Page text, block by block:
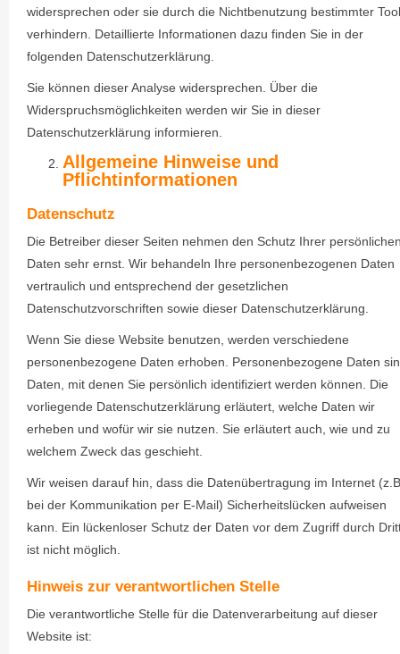
widersprechen oder sie durch die Nichtbenutzung bestimmter
verhindern. Detaillierte Informationen dazu finden Sie in der
folgenden Datenschutzerklärung.
Sie können dieser Analyse widersprechen. Über die
Widerspruchsmöglichkeiten werden wir Sie in dieser
Datenschutzerklärung informieren.
Allgemeine Hinweise und
Pflichtinformationen
Datenschutz
Die Betreiber dieser Seiten nehmen den Schutz Ihrer
Daten sehr ernst. Wir behandeln Ihre personenbezogenen Daten
vertraulich und entsprechend der gesetzlichen
Datenschutzvorschriften sowie dieser Datenschutzerklärung.
Wenn Sie diese Website benutzen, werden verschiedene
personenbezogene Daten erhoben. Personenbezogene Daten
Daten, mit denen Sie persönlich identifiziert werden können. Die
vorliegende Datenschutzerklärung erläutert, welche Daten wir
erheben und wofür wir sie nutzen. Sie erläutert auch, wie und zu
welchem Zweck das geschieht.
Wir weisen darauf hin, dass die Datenübertragung im Internet
bei der Kommunikation per E-Mail) Sicherheitslücken aufweisen
kann. Ein lückenloser Schutz der Daten vor dem Zugriff durch
ist nicht möglich.
Hinweis zur verantwortlichen Stelle
Die verantwortliche Stelle für die Datenverarbeitung auf dieser
Website ist: